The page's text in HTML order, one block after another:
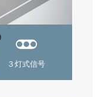
３灯式信号